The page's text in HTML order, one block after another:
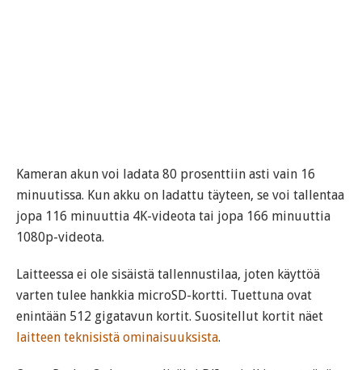
Kameran akun voi ladata 80 prosenttiin asti vain 16
minuutissa. Kun akku on ladattu täyteen, se voi tallentaa
jopa 116 minuuttia 4K-videota tai jopa 166 minuuttia
1080p-videota.
Laitteessa ei ole sisäistä tallennustilaa, joten käyttöä
varten tulee hankkia microSD-kortti. Tuettuna ovat
enintään 512 gigatavun kortit. Suositellut kortit näet
laitteen teknisistä ominaisuuksista.